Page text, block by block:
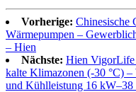
Vorherige: Chinesische
Wärmepumpen –
– Hien
Nächste: Hien VigorLife
kalte Klimazonen (-30 °C)
und Kühlleistung 16